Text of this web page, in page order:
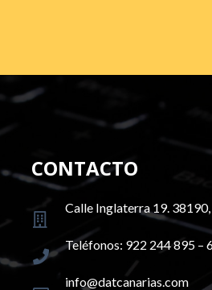
CONTACTO
Calle Inglaterra 19.
Teléfonos: 922 244 895 –
info@datcanarias.com